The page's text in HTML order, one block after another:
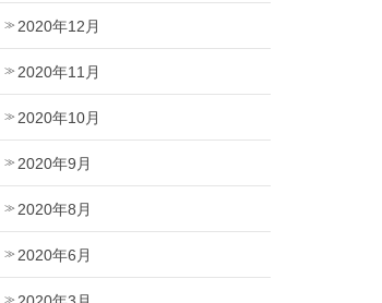
2020年12月
2020年11月
2020年10月
2020年9月
2020年8月
2020年6月